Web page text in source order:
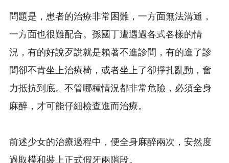
問題是，患者的治療非常困難，一方面無法溝通，
一方面也很難配合。孫國丁遭遇過各式各樣的情
況，有的好說歹說就是賴著不進診間，有的進了診
間卻不肯坐上治療椅，或者坐上了卻掙扎亂動，奮
力抵抗到底。不管哪種情況都非常危險，必須全身
麻醉，才可能仔細檢查進而治療。
前述少女的治療過程中，便全身麻醉兩次，安然度
過取模和裝上正式假牙兩階段。